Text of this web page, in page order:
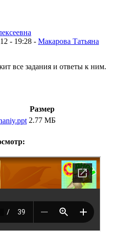
- 19:28 - Макарова Татьяна
все задания и ответы к ним.
Размер
2.77 МБ